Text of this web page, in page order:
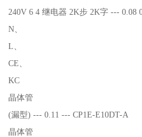
240V 6 4 继电器 2K步 2K字 --- 0.08
N、
L、
CE、
KC
晶体管
(漏型) --- 0.11 --- CP1E-E10DT-A
晶体管